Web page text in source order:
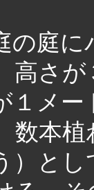
の庭
高さ
１メ
数本
）と